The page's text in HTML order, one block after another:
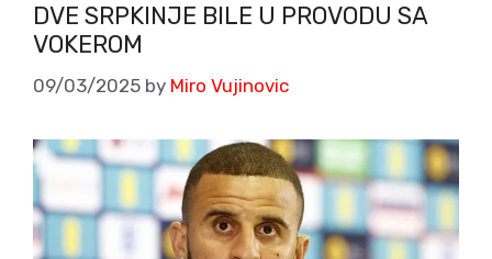
DVE SRPKINJE BILE U PROVODU SA
VOKEROM
09/03/2025 by Miro Vujinovic